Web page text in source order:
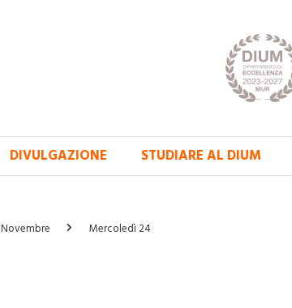
DIVULGAZIONE STUDIARE AL DIUM
Novembre Mercoledì 24